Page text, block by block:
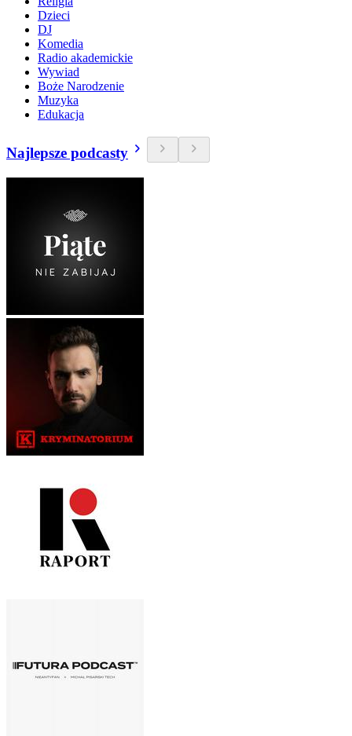
Dzieci
DJ
Komedia
Radio akademickie
Wywiad
Boże Narodzenie
Muzyka
Edukacja
Najlepsze podcasty